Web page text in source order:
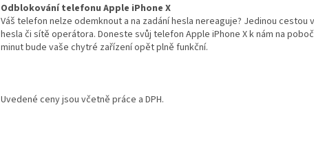
Odblokování telefonu Apple iPhone X
Váš telefon nelze odemknout a na zadání hesla nereaguje? Jedinou
hesla či sítě operátora. Doneste svůj telefon Apple iPhone X k nám na
minut bude vaše chytré zařízení opět plně funkční.
Uvedené ceny jsou včetně práce a DPH.